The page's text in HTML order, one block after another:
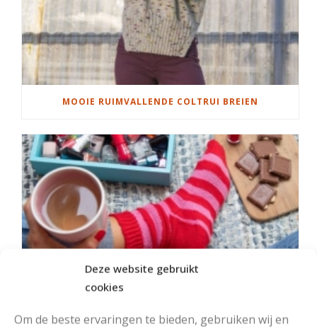
Deze website gebruikt
cookies
Om de beste ervaringen te bieden, gebruiken wij en
MOOIE RUIMVALLENDE COLTRUI BREIEN